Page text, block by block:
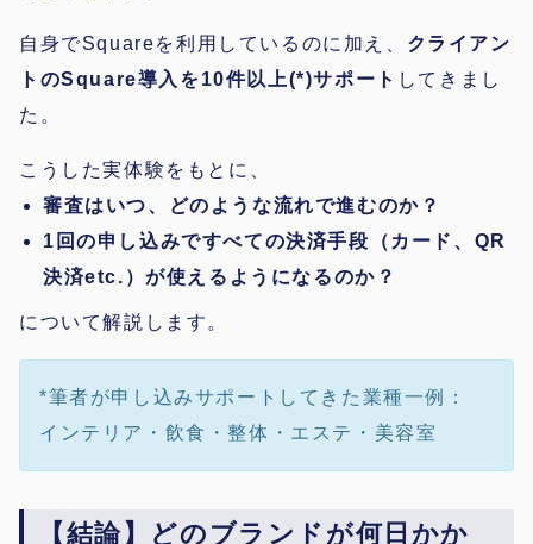
自身でSquareを利用しているのに加え、 クライアン
トのSquare導入を10件以上(*)サポート してきまし
た。
こうした実体験をもとに、
審査はいつ、どのような流れで進むのか？
1回の申し込みですべての決済手段（カード、QR
決済etc.）が使えるようになるのか？
について解説します。
*筆者が申し込みサポートしてきた業種一例：
インテリア・飲食・整体・エステ・美容室
【結論】どのブランドが何日かか